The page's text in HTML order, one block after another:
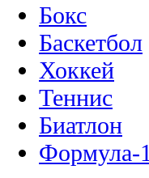
Бокс
Баскетбол
Хоккей
Теннис
Биатлон
Формула-1